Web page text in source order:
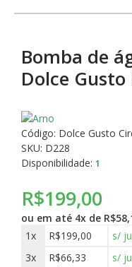
Bomba de
Dolce Gusto
Código: Dolce Gusto
SKU: D228
Disponibilidade: 1
R$199,00
ou em até 4x de
1x
R$199,00 s/
3x
R$66,33 s/